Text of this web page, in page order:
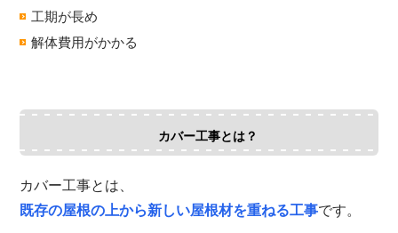
工期が長め
解体費用がかかる
カバー工事とは？
カバー工事とは、
既存の屋根の上から新しい屋根材を重ねる工事です。